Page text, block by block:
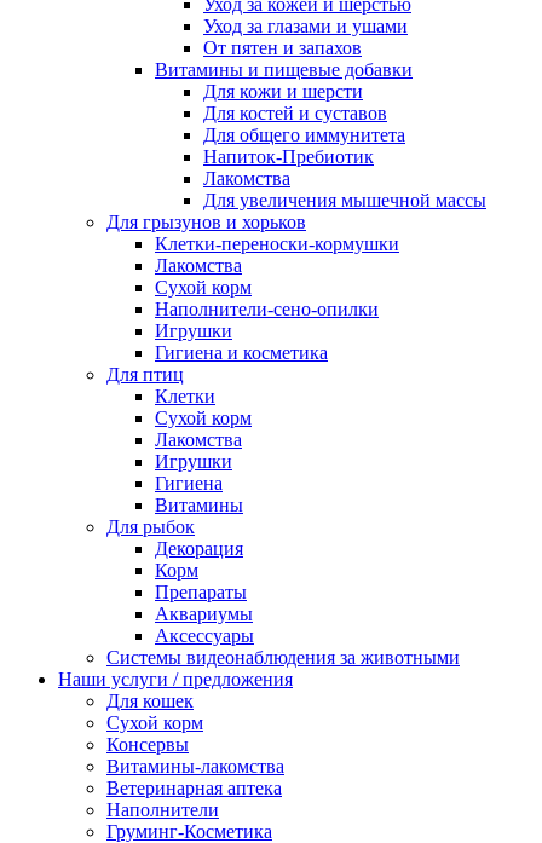
Уход за глазами и ушами
От пятен и запахов
Витамины и пищевые добавки
Для кожи и шерсти
Для костей и суставов
Для общего иммунитета
Напиток-Пребиотик
Лакомства
Для увеличения мышечной массы
Для грызунов и хорьков
Клетки-переноски-кормушки
Лакомства
Сухой корм
Наполнители-сено-опилки
Игрушки
Гигиена и косметика
Для птиц
Клетки
Сухой корм
Лакомства
Игрушки
Гигиена
Витамины
Для рыбок
Декорация
Корм
Препараты
Аквариумы
Аксессуары
Cистемы видеонаблюдения за животными
Наши услуги / предложения
Для кошек
Сухой корм
Консервы
Витамины-лакомства
Ветеринарная аптека
Наполнители
Груминг-Косметика